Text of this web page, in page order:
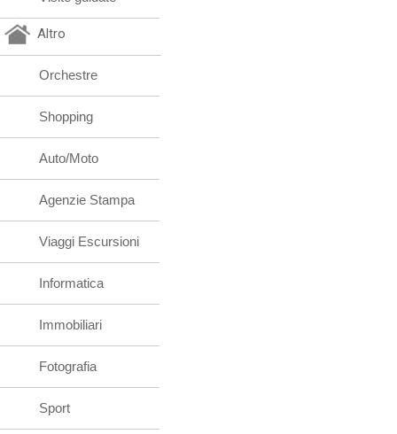
Altro
Orchestre
Shopping
Auto/Moto
Agenzie Stampa
Viaggi Escursioni
Informatica
Immobiliari
Fotografia
Sport